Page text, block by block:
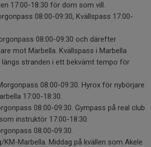
17:00-18:30 för dom som vill.
08:00-09:30, Kvällspass 17:00-
08:00-09:30 och därefter
mot Marbella. Kvällspass i Marbella
längs stranden i ett bekvämt tempo för
08:00-09:30. Hyrox för nybörjare
17:00-18:30.
08:00-09:30. Gympass på real club
instruktör 17:00-18:30.
08:00-09:30.
Marbella. Middag på kvällen som Akele